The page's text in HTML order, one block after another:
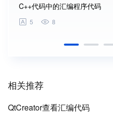
C++代码中的汇编程序代码
5 8
相关推荐
QtCreator查看汇编代码